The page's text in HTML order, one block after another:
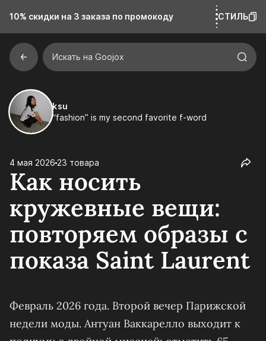
10% скидки на 3 заказа по промокоду СТИЛЬ
Искать на Goojox
ksu
“fashion” is my second favorite f-word
4 мая 2026 23 товара
Как носить
кружевные вещи:
повторяем образы с
показа Saint Laurent
Февраль 2026 года. Второй вечер Парижской
недели моды. Антуан Ваккарелло выходит к